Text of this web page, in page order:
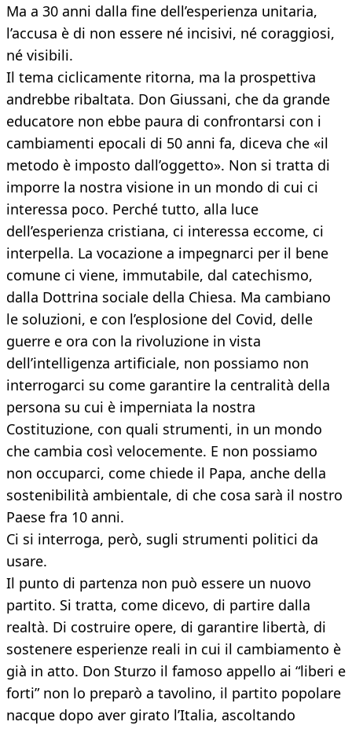
Ma a 30 anni dalla fine dell’esperienza unitaria,
l’accusa è di non essere né incisivi, né coraggiosi,
né visibili.
Il tema ciclicamente ritorna, ma la prospettiva
andrebbe ribaltata. Don Giussani, che da grande
educatore non ebbe paura di confrontarsi con i
cambiamenti epocali di 50 anni fa, diceva che «il
metodo è imposto dall’oggetto». Non si tratta di
imporre la nostra visione in un mondo di cui ci
interessa poco. Perché tutto, alla luce
dell’esperienza cristiana, ci interessa eccome, ci
interpella. La vocazione a impegnarci per il bene
comune ci viene, immutabile, dal catechismo,
dalla Dottrina sociale della Chiesa. Ma cambiano
le soluzioni, e con l’esplosione del Covid, delle
guerre e ora con la rivoluzione in vista
dell’intelligenza artificiale, non possiamo non
interrogarci su come garantire la centralità della
persona su cui è imperniata la nostra
Costituzione, con quali strumenti, in un mondo
che cambia così velocemente. E non possiamo
non occuparci, come chiede il Papa, anche della
sostenibilità ambientale, di che cosa sarà il nostro
Paese fra 10 anni.
Ci si interroga, però, sugli strumenti politici da
usare.
Il punto di partenza non può essere un nuovo
partito. Si tratta, come dicevo, di partire dalla
realtà. Di costruire opere, di garantire libertà, di
sostenere esperienze reali in cui il cambiamento è
già in atto. Don Sturzo il famoso appello ai “liberi e
forti” non lo preparò a tavolino, il partito popolare
nacque dopo aver girato l’Italia, ascoltando